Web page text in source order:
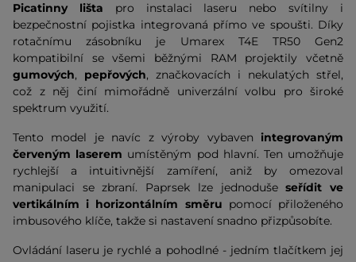
Picatinny lišta pro instalaci laseru nebo svítilny i
bezpečnostní pojistka integrovaná přímo ve spoušti. Díky
rotačnímu zásobníku je Umarex T4E TR50 Gen2
kompatibilní se všemi běžnými RAM projektily včetně
gumových, pepřových, značkovacích i nekulatých střel,
což z něj činí mimořádně univerzální volbu pro široké
spektrum využití.
Tento model je navíc z výroby vybaven integrovaným
červeným laserem umístěným pod hlavní. Ten umožňuje
rychlejší a intuitivnější zamíření, aniž by omezoval
manipulaci se zbraní. Paprsek lze jednodušeseřídit ve
vertikálním i horizontálním směru pomocí přiloženého
imbusového klíče, takže si nastavení snadno přizpůsobíte.
Ovládání laseru je rychlé a pohodlné - jedním tlačítkem jej